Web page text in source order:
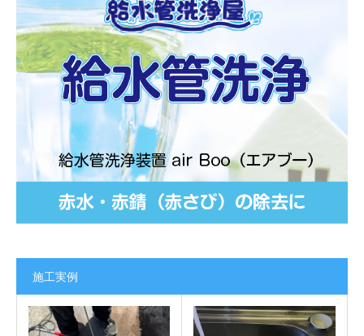
施工実例